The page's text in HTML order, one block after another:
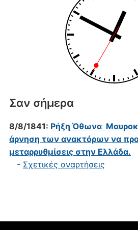
Σαν σήμερα
8/8/1841: Ρήξη Όθωνα 
άρνηση των ανακτόρων να
μεταρρυθμίσεις στην Ελλάδα.
- Σχετικές αναρτήσεις